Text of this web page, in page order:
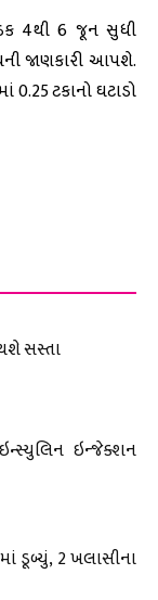
4થી 6 જૂન સુધી
જાણકારી આપશે.
ટકાનો ઘટાડો
સસ્તા
ઇન્જેક્શન
ડૂબ્યું, 2 ખલાસીના